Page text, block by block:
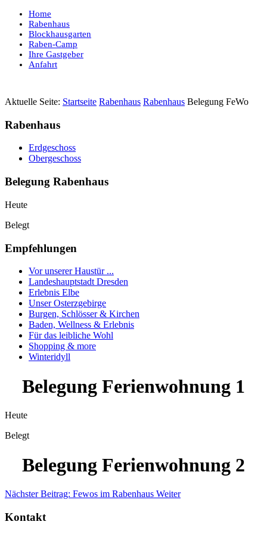
Home
Rabenhaus
Blockhausgarten
Raben-Camp
Ihre Gastgeber
Anfahrt
Aktuelle Seite: Startseite Rabenhaus Rabenhaus Belegung FeWo
Rabenhaus
Erdgeschoss
Obergeschoss
Belegung Rabenhaus
Heute
Belegt
Empfehlungen
Vor unserer Haustür ...
Landeshauptstadt Dresden
Erlebnis Elbe
Unser Osterzgebirge
Burgen, Schlösser & Kirchen
Baden, Wellness & Erlebnis
Für das leibliche Wohl
Shopping & more
Winteridyll
Belegung Ferienwohnung 1
Heute
Belegt
Belegung Ferienwohnung 2
Nächster Beitrag: Fewos im Rabenhaus Weiter
Kontakt